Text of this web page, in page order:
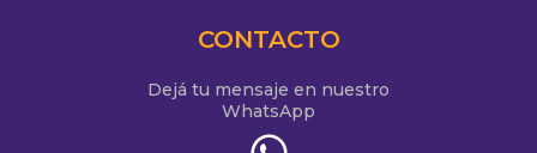
CONTACTO
Dejá tu mensaje en nuestro
WhatsApp